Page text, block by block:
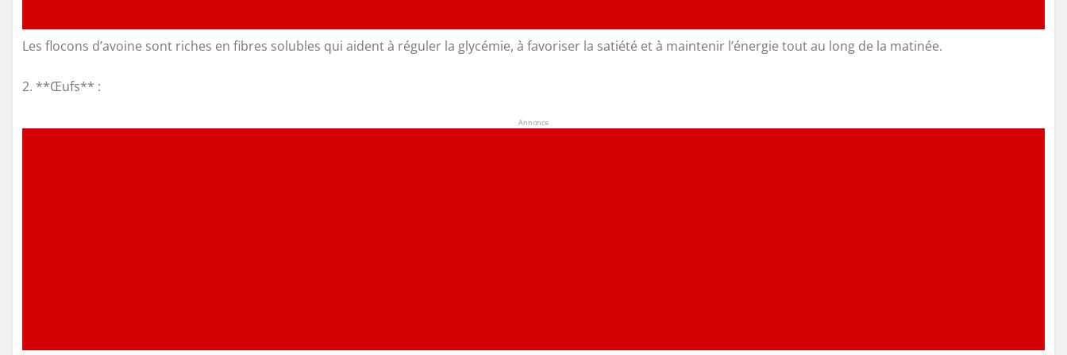
Les flocons d’avoine sont riches en fibres solubles qui aident à réguler la glycémie, à favoriser la satiété et à maintenir l’énergie tout au long de la matinée.
2. **Œufs** :
Annonce